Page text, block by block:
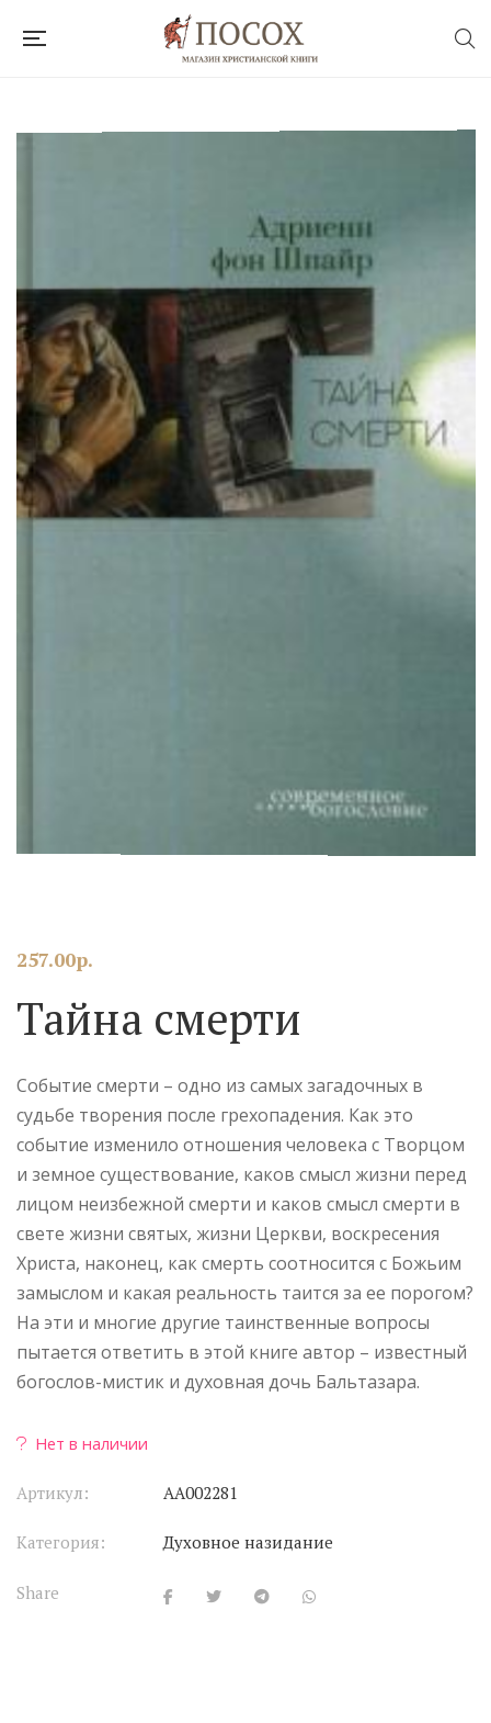
257.00р.
Тайна смерти
Событие смерти – одно из самых загадочных в
судьбе творения после грехопадения. Как это
событие изменило отношения человека с Творцом
и земное существование, каков смысл жизни перед
лицом неизбежной смерти и каков смысл смерти в
свете жизни святых, жизни Церкви, воскресения
Христа, наконец, как смерть соотносится с Божьим
замыслом и какая реальность таится за ее порогом?
На эти и многие другие таинственные вопросы
пытается ответить в этой книге автор – известный
богослов-мистик и духовная дочь Бальтазара.
Нет в наличии
Артикул: АА002281
Категория: Духовное назидание
Share